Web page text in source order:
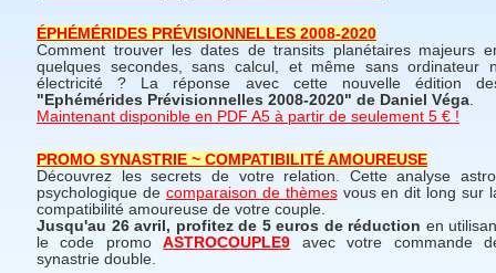
ÉPHÉMÉRIDES PRÉVISIONNELLES 2008-2020
Comment trouver les dates de transits planétaires majeurs
quelques secondes, sans calcul, et même sans ordinateur
électricité ? La réponse avec cette nouvelle édition
"Ephémérides Prévisionnelles 2008-2020" de Daniel Véga.
Maintenant disponible en PDF A5 à partir de seulement 5 € !
PROMO SYNASTRIE ~ COMPATIBILITÉ AMOUREUSE
Découvrez les secrets de votre relation. Cette analyse
psychologique de comparaison de thèmesvous en dit long sur
compatibilité amoureuse de votre couple.
Jusqu'au 26 avril, profitez de 5 euros de réduction en
le code promoASTROCOUPLE9 avec votre commande
synastrie double.